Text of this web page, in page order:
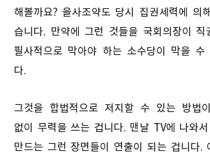
해볼까요? 을사조약도 당시 집권세력에 의
습니다. 만약에 그런 것들을 국회의장이 직
필사적으로 막아야 하는 소수당이 막을 수
다.
그것을 합법적으로 저지할 수 있는 방법
없이 무력을 쓰는 겁니다. 맨날 TV에 나와
만드는 그런 장면들이 연출이 되는 겁니다.